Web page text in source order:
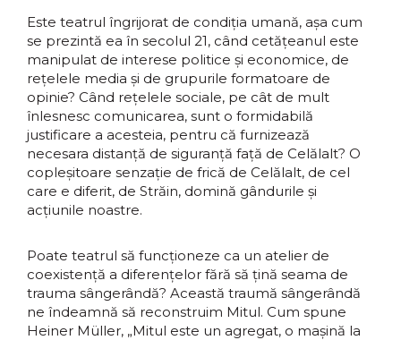
Este teatrul îngrijorat de condiţia umană, aşa cum
se prezintă ea în secolul 21, când cetăţeanul este
manipulat de interese politice şi economice, de
reţelele media şi de grupurile formatoare de
opinie? Când reţelele sociale, pe cât de mult
înlesnesc comunicarea, sunt o formidabilă
justificare a acesteia, pentru că furnizează
necesara distanţă de siguranţă faţă de Celălalt? O
copleşitoare senzaţie de frică de Celălalt, de cel
care e diferit, de Străin, domină gândurile şi
acţiunile noastre.
Poate teatrul să funcţioneze ca un atelier de
coexistenţă a diferenţelor fără să ţină seama de
trauma sângerândă? Această traumă sângerândă
ne îndeamnă să reconstruim Mitul. Cum spune
Heiner Müller, „Mitul este un agregat, o maşină la